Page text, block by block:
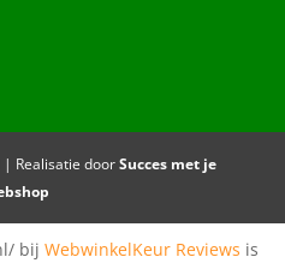
| Realisatie doorSucces met je
bij WebwinkelKeur Reviews is